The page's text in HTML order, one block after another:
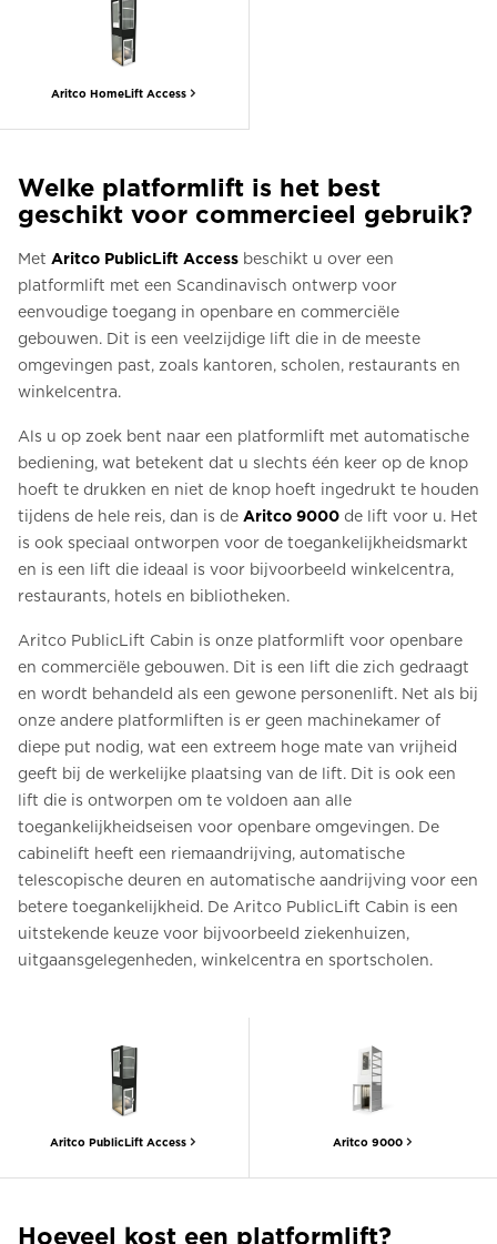
Aritco HomeLift Access
Welke platformlift is het best
geschikt voor commercieel gebruik?
Met Aritco PublicLift Access beschikt u over een
platformlift met een Scandinavisch ontwerp voor
eenvoudige toegang in openbare en commerciële
gebouwen. Dit is een veelzijdige lift die in de meeste
omgevingen past, zoals kantoren, scholen, restaurants en
winkelcentra.
Als u op zoek bent naar een platformlift met automatische
bediening, wat betekent dat u slechts één keer op de knop
hoeft te drukken en niet de knop hoeft ingedrukt te houden
tijdens de hele reis, dan is de Aritco 9000 de lift voor u. Het
is ook speciaal ontworpen voor de toegankelijkheidsmarkt
en is een lift die ideaal is voor bijvoorbeeld winkelcentra,
restaurants, hotels en bibliotheken.
Aritco PublicLift Cabin is onze platformlift voor openbare
en commerciële gebouwen. Dit is een lift die zich gedraagt
en wordt behandeld als een gewone personenlift. Net als bij
onze andere platformliften is er geen machinekamer of
diepe put nodig, wat een extreem hoge mate van vrijheid
geeft bij de werkelijke plaatsing van de lift. Dit is ook een
lift die is ontworpen om te voldoen aan alle
toegankelijkheidseisen voor openbare omgevingen. De
cabinelift heeft een riemaandrijving, automatische
telescopische deuren en automatische aandrijving voor een
betere toegankelijkheid. De Aritco PublicLift Cabin is een
uitstekende keuze voor bijvoorbeeld ziekenhuizen,
uitgaansgelegenheden, winkelcentra en sportscholen.
Aritco PublicLift Access Aritco 9000
Hoeveel kost een platformlift?